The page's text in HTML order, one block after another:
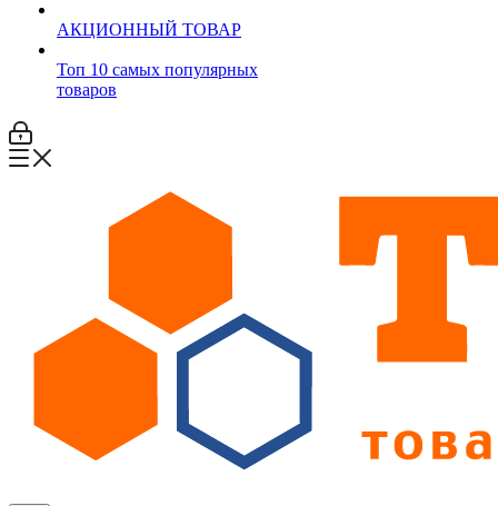
АКЦИОННЫЙ ТОВАР
Топ 10 самых популярных
товаров